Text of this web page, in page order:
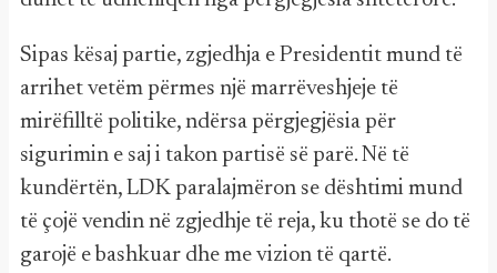
Sipas kësaj partie, zgjedhja e Presidentit mund të
arrihet vetëm përmes një marrëveshjeje të
mirëfilltë politike, ndërsa përgjegjësia për
sigurimin e saj i takon partisë së parë. Në të
kundërtën, LDK paralajmëron se dështimi mund
të çojë vendin në zgjedhje të reja, ku thotë se do të
garojë e bashkuar dhe me vizion të qartë.